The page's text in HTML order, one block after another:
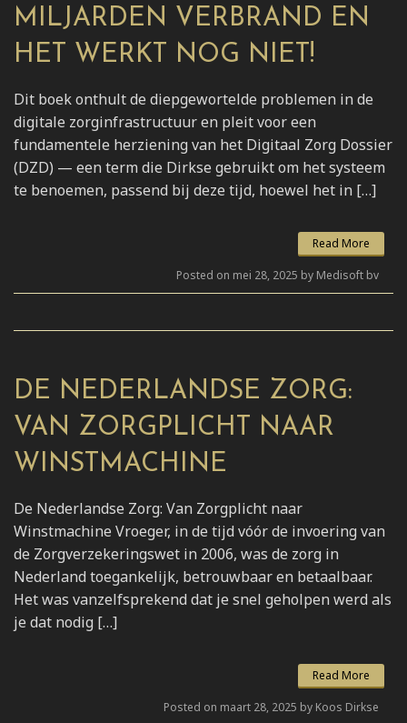
MILJARDEN VERBRAND EN
HET WERKT NOG NIET!
Dit boek onthult de diepgewortelde problemen in de
digitale zorginfrastructuur en pleit voor een
fundamentele herziening van het Digitaal Zorg Dossier
(DZD) — een term die Dirkse gebruikt om het systeem
te benoemen, passend bij deze tijd, hoewel het in […]
Read More
Posted on mei 28, 2025 by Medisoft bv
DE NEDERLANDSE ZORG:
VAN ZORGPLICHT NAAR
WINSTMACHINE
De Nederlandse Zorg: Van Zorgplicht naar
Winstmachine Vroeger, in de tijd vóór de invoering van
de Zorgverzekeringswet in 2006, was de zorg in
Nederland toegankelijk, betrouwbaar en betaalbaar.
Het was vanzelfsprekend dat je snel geholpen werd als
je dat nodig […]
Read More
Posted on maart 28, 2025 by Koos Dirkse